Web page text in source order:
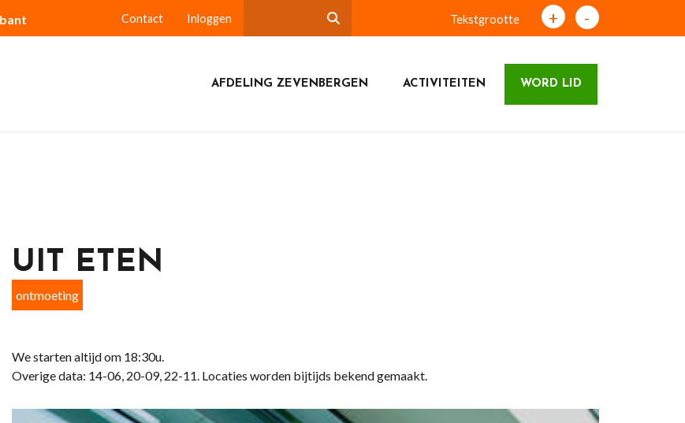
Contact Inloggen Tekstgrootte + -
AFDELING ZEVENBERGEN ACTIVITEITEN WORD LID
UIT ETEN
ontmoeting
We starten altijd om 18:30u.
Overige data: 14-06, 20-09, 22-11. Locaties worden bijtijds bekend gemaakt.